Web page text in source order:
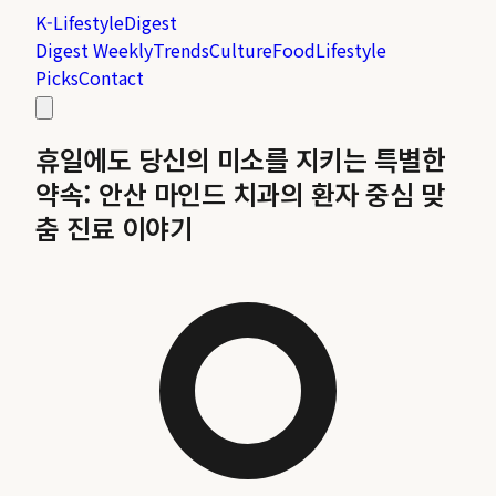
K-LifestyleDigest
Digest WeeklyTrendsCultureFoodLifestyle
PicksContact
휴일에도 당신의 미소를 지키는 특별한
약속: 안산 마인드 치과의 환자 중심 맞
춤 진료 이야기